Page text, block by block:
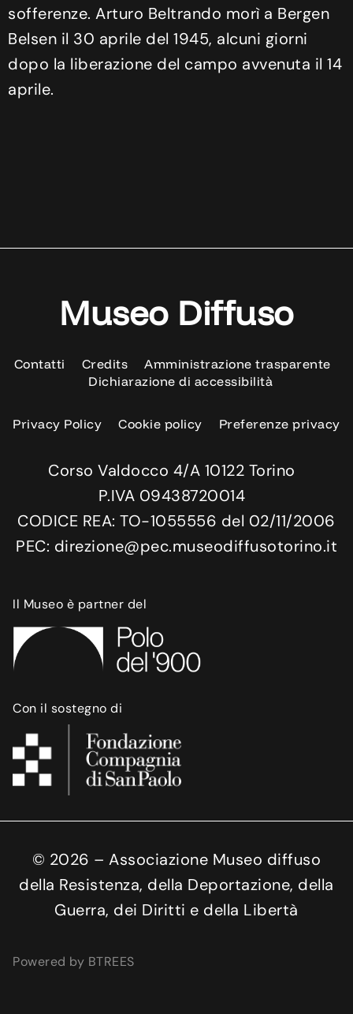
sofferenze. Arturo Beltrando morì a Bergen
Belsen il 30 aprile del 1945, alcuni giorni
dopo la liberazione del campo avvenuta il 14
aprile.
Museo Diffuso
Contatti Credits
Amministrazione trasparente
Dichiarazione di accessibilità
Privacy Policy Cookie policy Preferenze privacy
Corso Valdocco 4/A 10122 Torino
P.IVA 09438720014
CODICE REA: TO-1055556 del 02/11/2006
PEC: direzione@pec.museodiffusotorino.it
Il Museo è partner del
Con il sostegno di
© 2026 – Associazione Museo diffuso
della Resistenza, della Deportazione, della
Guerra, dei Diritti e della Libertà
Powered by BTREES